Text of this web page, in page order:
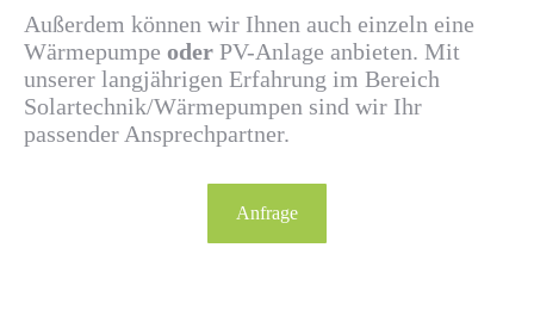
Außerdem können wir Ihnen auch einzeln eine
Wärmepumpe oder PV-Anlage anbieten. Mit
unserer langjährigen Erfahrung im Bereich
Solartechnik/Wärmepumpen sind wir Ihr
passender Ansprechpartner.
Anfrage